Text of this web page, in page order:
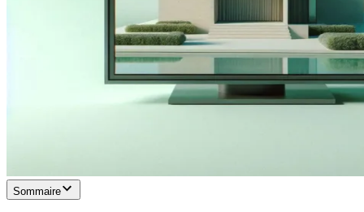
Sommaire